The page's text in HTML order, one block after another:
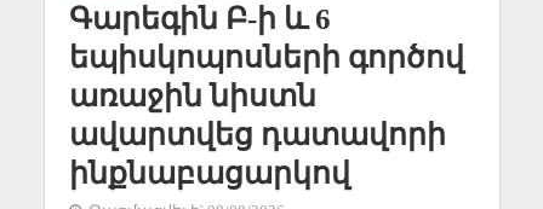
Գարեգին Բ-ի և 6
եպիսկոպոսների գործով
առաջին նիստն
ավարտվեց դատավորի
ինքնաբացարկով